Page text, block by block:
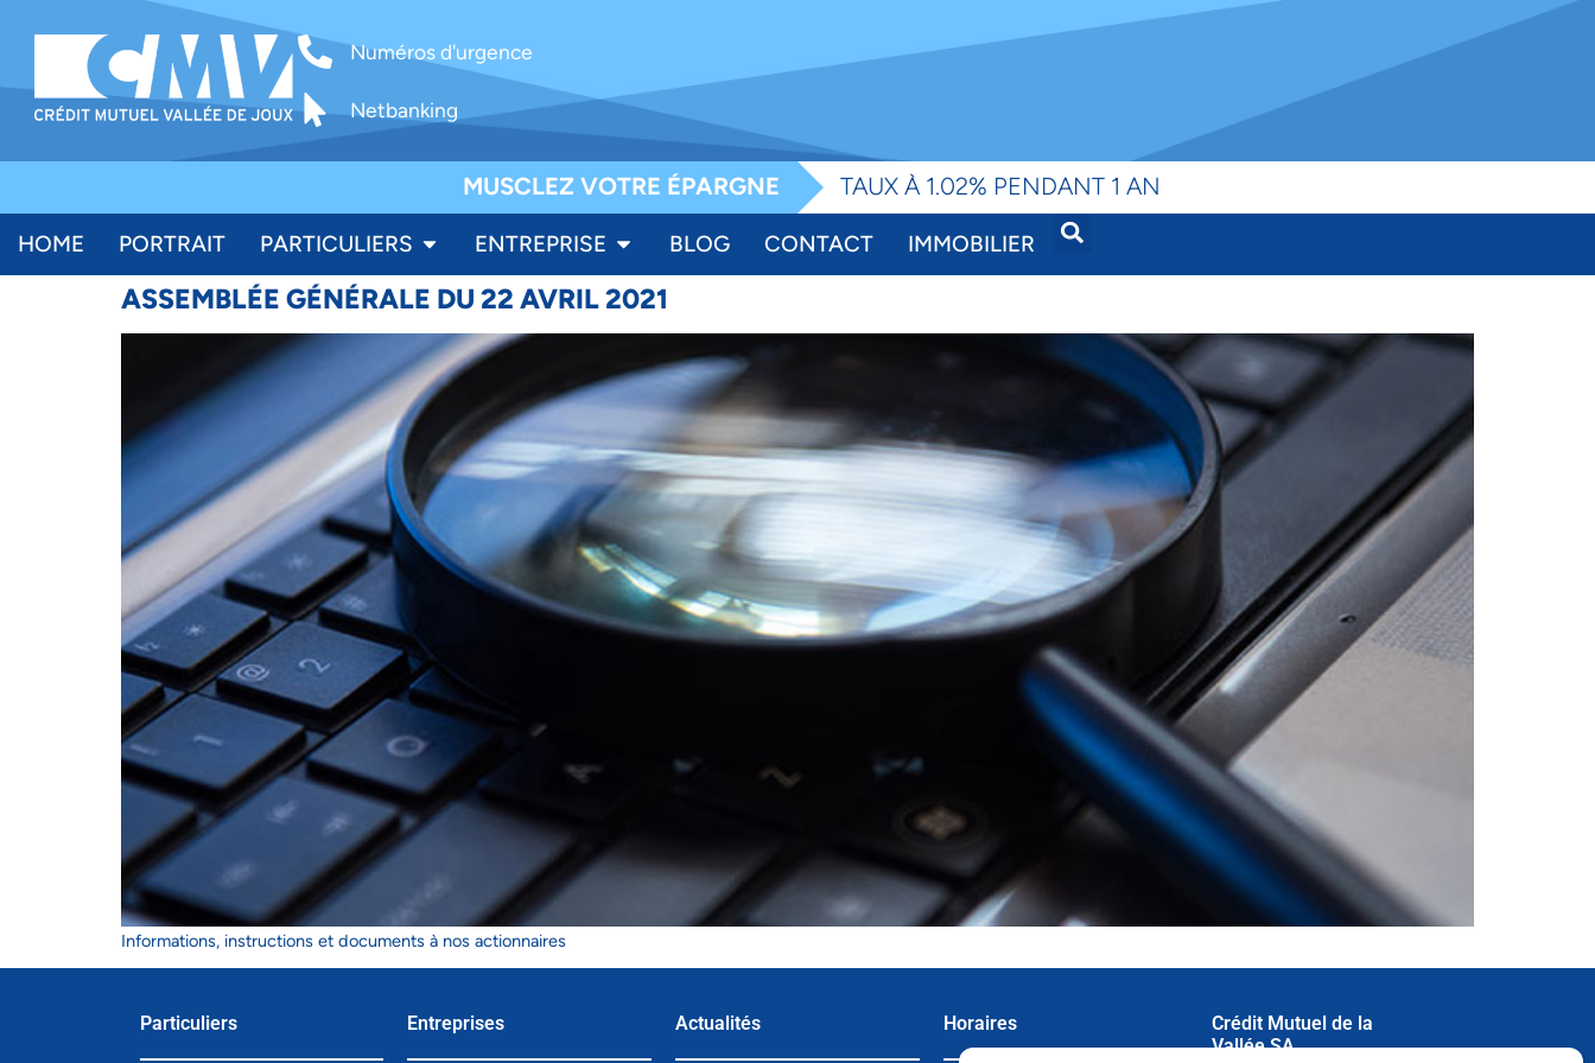
Numéros d'urgence
Netbanking
MUSCLEZ VOTRE ÉPARGNE TAUX À 1.02% PENDANT 1 AN
HOME PORTRAIT PARTICULIERS ENTREPRISE BLOG CONTACT IMMOBILIER
ASSEMBLÉE GÉNÉRALE DU 22 AVRIL 2021
Informations, instructions et documents à nos actionnaires
Particuliers Entreprises Actualités Horaires
Crédit Mutuel de la
Vallée SA